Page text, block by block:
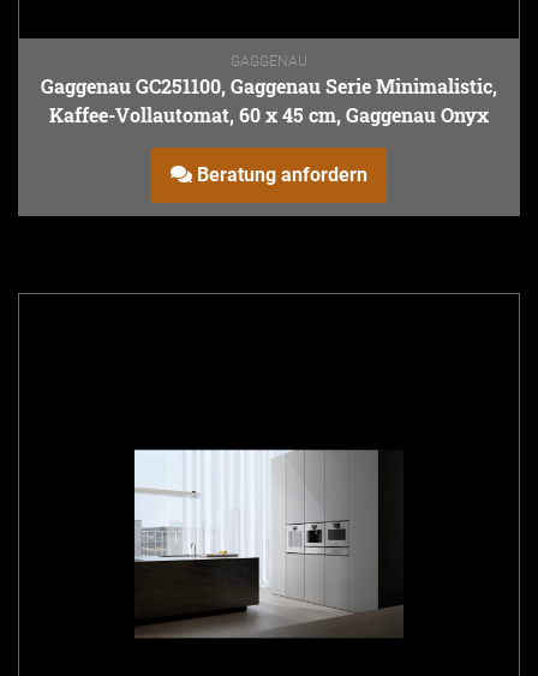
GAGGENAU
Gaggenau GC251100, Gaggenau Serie Minimalistic,
Kaffee-Vollautomat, 60 x 45 cm, Gaggenau Onyx
Beratung anfordern